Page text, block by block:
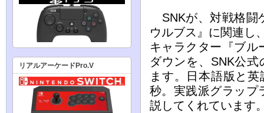
SNKが、対戦格闘
ウルブス』に関連し
キャラクター『ブル
ダウンを、SNK公式
ます。日本語版と
秒。実践派グラップ
説してくれています
リアルアーケードPro.V